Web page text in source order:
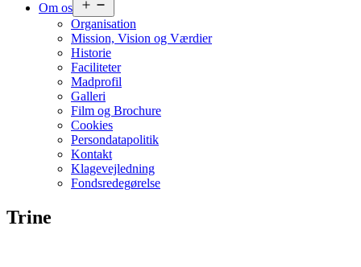
Om os
menu
Organisation
Mission, Vision og Værdier
Historie
Faciliteter
Madprofil
Galleri
Film og Brochure
Cookies
Persondatapolitik
Kontakt
Klagevejledning
Fondsredegørelse
Trine